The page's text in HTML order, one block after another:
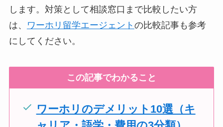
します。対策として相談窓口まで比較したい方
は、
ワーホリ留学エージェント の比較記事も参考
にしてください。
この記事でわかること
ワーホリのデメリット10選（キ